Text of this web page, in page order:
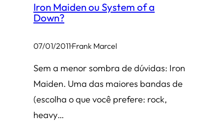
Iron Maiden ou System of a
Down?
07/01/2011·Frank Marcel
Sem a menor sombra de dúvidas: Iron
Maiden. Uma das maiores bandas de
(escolha o que você prefere: rock,
heavy…